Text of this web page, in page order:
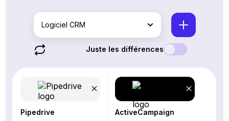
Logiciel CRM
Juste les différences
Pipedrive ActiveCampaign